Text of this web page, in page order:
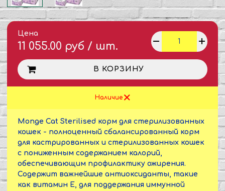
Цена
11 055.00 руб / шт.
В КОРЗИНУ
Наличие
Monge Cat Sterilised корм для стерилизованных
кошек - полноценный сбалансированный корм
для кастрированных и стерилизованных кошек
с пониженным содержанием калорий,
обеспечивающим профилактику ожирения.
Содержит важнейшие антиоксиданты, такие
как витамин Е, для поддержания иммунной